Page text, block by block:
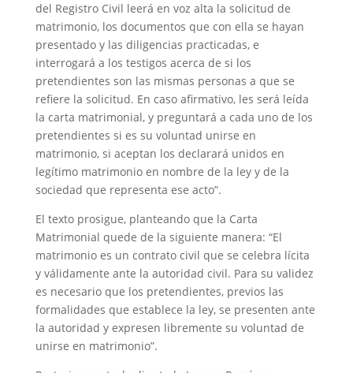
del Registro Civil leerá en voz alta la solicitud de
matrimonio, los documentos que con ella se hayan
presentado y las diligencias practicadas, e
interrogará a los testigos acerca de si los
pretendientes son las mismas personas a que se
refiere la solicitud. En caso afirmativo, les será leída
la carta matrimonial, y preguntará a cada uno de los
pretendientes si es su voluntad unirse en
matrimonio, si aceptan los declarará unidos en
legítimo matrimonio en nombre de la ley y de la
sociedad que representa ese acto”.
El texto prosigue, planteando que la Carta
Matrimonial quede de la siguiente manera: “El
matrimonio es un contrato civil que se celebra lícita
y válidamente ante la autoridad civil. Para su validez
es necesario que los pretendientes, previos las
formalidades que establece la ley, se presenten ante
la autoridad y expresen libremente su voluntad de
unirse en matrimonio”.